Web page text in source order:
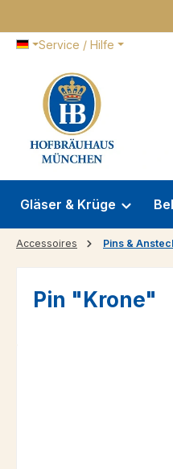
Service / Hilfe
Gläser & Krüge
Accessoires Pins &
Pin "Krone"